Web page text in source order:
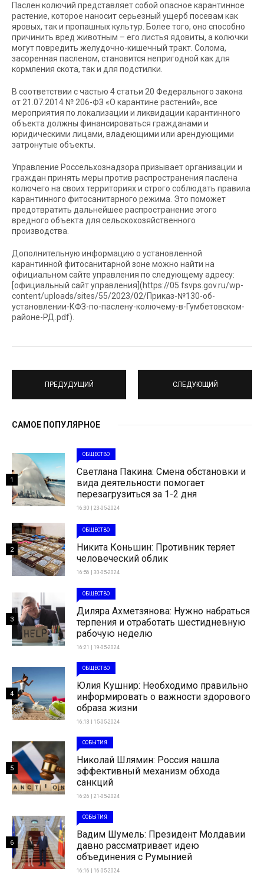
Паслен колючий представляет собой опасное карантинное
растение, которое наносит серьезный ущерб посевам как
яровых, так и пропашных культур. Более того, оно способно
причинить вред животным – его листья ядовиты, а колючки
могут повредить желудочно-кишечный тракт. Солома,
засоренная пасленом, становится непригодной как для
кормления скота, так и для подстилки.
В соответствии с частью 4 статьи 20 Федерального закона
от 21.07.2014 № 206-ФЗ «О карантине растений», все
мероприятия по локализации и ликвидации карантинного
объекта должны финансироваться гражданами и
юридическими лицами, владеющими или арендующими
затронутые объекты.
Управление Россельхознадзора призывает организации и
граждан принять меры против распространения паслена
колючего на своих территориях и строго соблюдать правила
карантинного фитосанитарного режима. Это поможет
предотвратить дальнейшее распространение этого
вредного объекта для сельскохозяйственного
производства.
Дополнительную информацию о установленной
карантинной фитосанитарной зоне можно найти на
официальном сайте управления по следующему адресу:
[официальный сайт управления](https://05.fsvps.gov.ru/wp-
content/uploads/sites/55/2023/02/Приказ-№130-об-
установлении-КФЗ-по-паслену-колючему-в-Гумбетовском-
районе-РД.pdf).
ПРЕДУДУЩИЙ СЛЕДУЮЩИЙ
САМОЕ ПОПУЛЯРНОЕ
ОБЩЕСТВО
Светлана Пакина: Смена обстановки и
вида деятельности помогает
перезагрузиться за 1-2 дня
16:30 | 23-05-2024
1
ОБЩЕСТВО
Никита Коньшин: Противник теряет
человеческий облик
16:56 | 30-05-2024
2
ОБЩЕСТВО
Диляра Ахметзянова: Нужно набраться
терпения и отработать шестидневную
рабочую неделю
16:21 | 19-05-2024
3
ОБЩЕСТВО
Юлия Кушнир: Необходимо правильно
информировать о важности здорового
образа жизни
16:13 | 15-05-2024
4
СОБЫТИЯ
Николай Шлямин: Россия нашла
эффективный механизм обхода
санкций
16:26 | 21-05-2024
5
СОБЫТИЯ
Вадим Шумель: Президент Молдавии
давно рассматривает идею
объединения с Румынией
16:16 | 16-05-2024
6